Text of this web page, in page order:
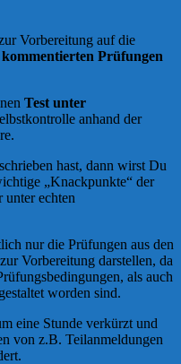
Vorbereitung auf die
Prüfungen
Test unter
anhand der
hast, dann wirst Du
„Knackpunkte“ der
echten
nur die Prüfungen aus den
Vorbereitung darstellen, da
als auch
worden sind.
eine Stunde verkürzt und
von z.B. Teilanmeldungen